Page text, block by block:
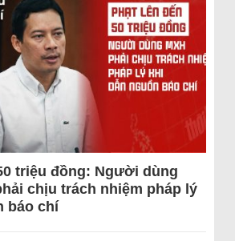
triệu đồng: Người dùng
chịu trách nhiệm pháp lý
báo chí